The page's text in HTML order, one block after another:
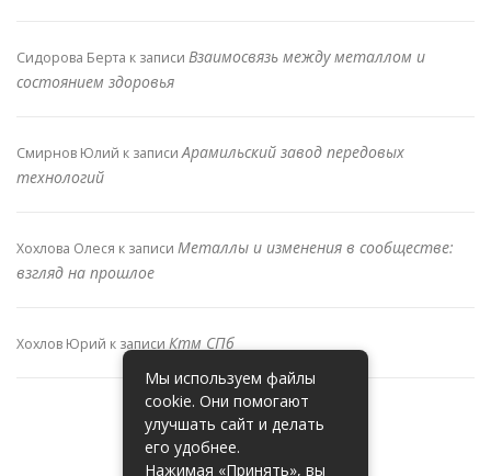
Сидорова Берта к записи Взаимосвязь между металлом и
состоянием здоровья
Смирнов Юлий к записиАрамильский завод передовых
технологий
Хохлова Олеся к записи Металлы и изменения в сообществе:
взгляд на прошлое
Хохлов Юрий к записи Ктм СПб
Мы используем файлы
cookie. Они помогают
улучшать сайт и делать
его удобнее.
Нажимая «Принять», вы